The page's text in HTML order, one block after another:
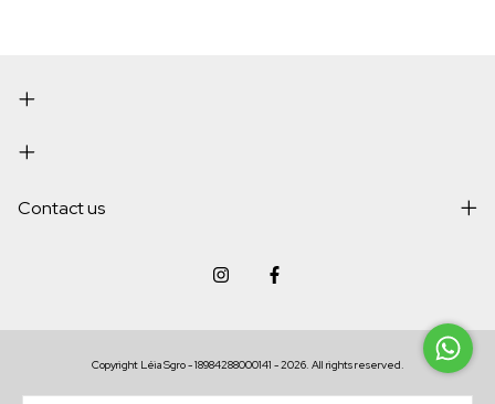
Contact us
Copyright Léia Sgro - 18984288000141 - 2026. All rights reserved.